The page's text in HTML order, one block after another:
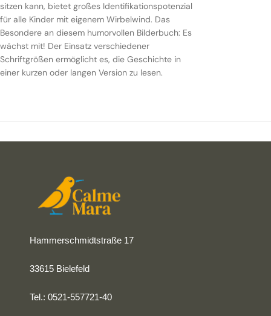
sitzen kann, bietet großes Identifikationspotenzial
für alle Kinder mit eigenem Wirbelwind. Das
Besondere an diesem humorvollen Bilderbuch: Es
wächst mit! Der Einsatz verschiedener
Schriftgrößen ermöglicht es, die Geschichte in
einer kurzen oder langen Version zu lesen.
Hammerschmidtstraße 17
33615 Bielefeld
Tel.: 0521-557721-40